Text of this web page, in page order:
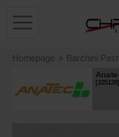
Homepage » Barchini
[225128]